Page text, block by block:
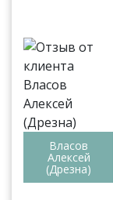
Власов
Алексей
(Дрезна)